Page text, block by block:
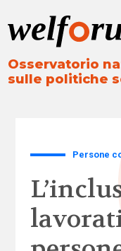
Osservatorio
sulle politiche
Persone